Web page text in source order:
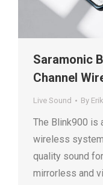
Saramonic
Channel
Live Sound By
The Blink900 is
wireless
quality sound
mirrorless and